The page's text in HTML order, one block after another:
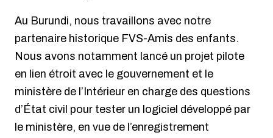
Au Burundi, nous travaillons avec notre
partenaire historique FVS-Amis des enfants.
Nous avons notamment lancé un projet pilote
en lien étroit avec le gouvernement et le
ministère de l’Intérieur en charge des questions
d’État civil pour tester un logiciel développé par
le ministère, en vue de l’enregistrement